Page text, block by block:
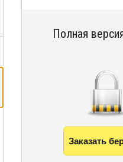
Полная
Заказать